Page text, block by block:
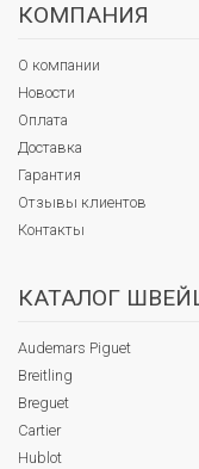
КОМПАНИЯ
О компании
Новости
Оплата
Доставка
Гарантия
Отзывы клиентов
Контакты
КАТАЛОГ
Audemars Piguet
Breitling
Breguet
Cartier
Hublot